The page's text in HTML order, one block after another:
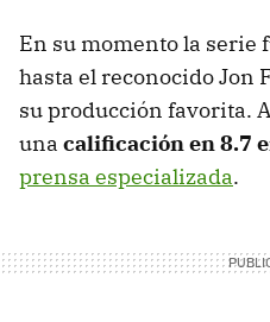
En su momento la serie
hasta el reconocido Jon
su producción favorita.
una calificación en 8.7
prensa especializada.